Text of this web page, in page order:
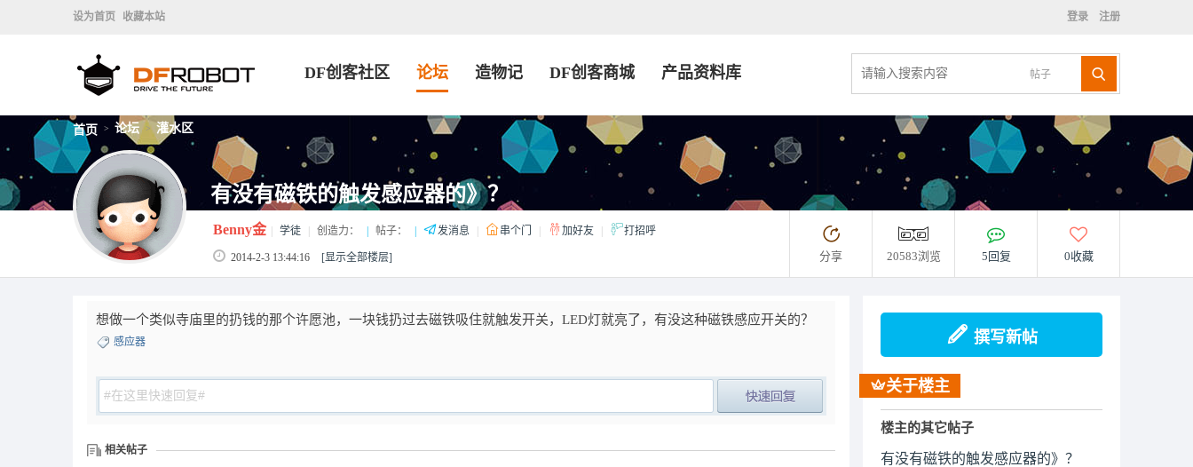
设为首页 收藏本站 登录 注册
帖子
DF创客社区 论坛 造物记 DF创客商城 产品资料库
首页 > 论坛 > 灌水区
有没有磁铁的触发感应器的》？
Benny金 学徒 创造力： 帖子： 发消息 串个门 加好友 打招呼
2014-2-3 13:44:16 [显示全部楼层] 分享 20583浏览 5回复 0收藏
想做一个类似寺庙里的扔钱的那个许愿池，一块钱扔过去磁铁吸住就触发开关，LED灯就亮了，有没这种磁铁感应开关的？
感应器
相关帖子
撰写新帖
关于楼主
楼主的其它帖子
有没有磁铁的触发感应器的》？